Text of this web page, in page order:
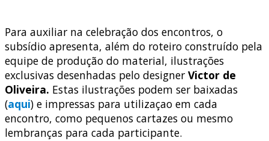
Para auxiliar na celebração dos encontros, o
subsídio apresenta, além do roteiro construído pela
equipe de produção do material, ilustrações
exclusivas desenhadas pelo designer Victor de
Oliveira. Estas ilustrações podem ser baixadas
(aqui) e impressas para utilizaçao em cada
encontro, como pequenos cartazes ou mesmo
lembranças para cada participante.